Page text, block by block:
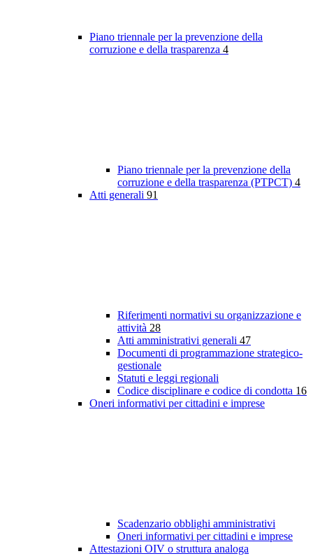
Piano triennale per la prevenzione della
corruzione e della trasparenza 4
Piano triennale per la prevenzione della
corruzione e della trasparenza (PTPCT) 4
Atti generali 91
Riferimenti normativi su organizzazione e
attività 28
Atti amministrativi generali 47
Documenti di programmazione strategico-
gestionale
Statuti e leggi regionali
Codice disciplinare e codice di condotta 16
Oneri informativi per cittadini e imprese
Scadenzario obblighi amministrativi
Oneri informativi per cittadini e imprese
Attestazioni OIV o struttura analoga